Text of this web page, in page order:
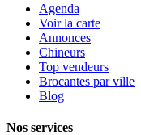
Agenda
Voir la carte
Annonces
Chineurs
Top vendeurs
Brocantes par ville
Blog
Nos services